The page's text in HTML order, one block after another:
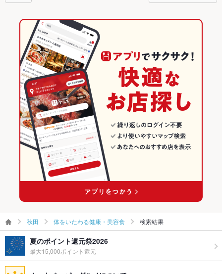
秋田 体をいたわる健康・美容食 検索結果
夏のポイント還元祭2026
最大15,000ポイント還元